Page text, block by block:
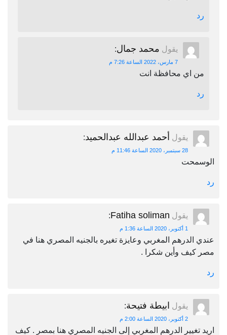
رد
يقول محمد جمال:
7 مارس، 2022 الساعة 7:26 م
من اي محافظة انت
رد
يقول أحمد عبدالله عبدالحميد:
28 سبتمبر، 2020 الساعة 11:46 م
الوسمحت
رد
يقول Fatiha soliman
:
1 أكتوبر، 2020 الساعة 1:36 م
عندي الدرهم المغربي وعايزة تغيره بالجنيه المصري هنا في
مصر كيف وأين شكرا .
رد
يقول ابيطة فتيحة:
2 أكتوبر، 2020 الساعة 2:00 م
اريد تغيير الدرهم المغربي إلى الجنيه المصري هنا بمصر . كيف